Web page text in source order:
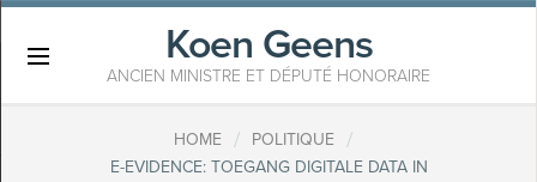
Koen Geens
ANCIEN MINISTRE ET DÉPUTÉ HONORAIRE
HOME / POLITIQUE /
E-EVIDENCE: TOEGANG DIGITALE DATA IN